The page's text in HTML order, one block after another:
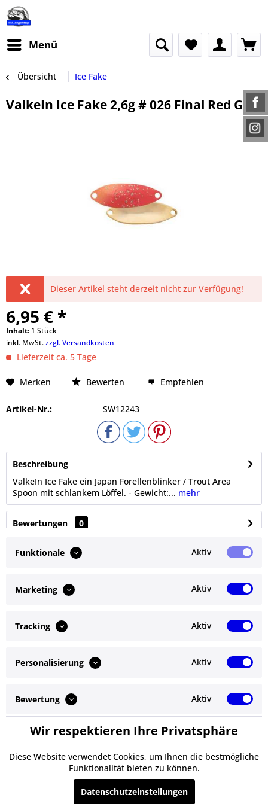
Menü
Übersicht Ice Fake
ValkeIn Ice Fake 2,6g # 026 Final Red Gold
Dieser Artikel steht derzeit nicht zur Verfügung!
6,95 € *
Inhalt: 1 Stück
inkl. MwSt.zzgl. Versandkosten
Lieferzeit ca. 5 Tage
Merken Bewerten Empfehlen
Artikel-Nr.: SW12243
Beschreibung
ValkeIn Ice Fake ein Japan Forellenblinker / Trout Area
Spoon mit schlankem Löffel. - Gewicht:... mehr
Bewertungen
0
Kunden haben sich ebenfalls angesehen
Service Hotline
Shop Service
Informationen
* Alle Preise inkl. gesetzl. Mehrwertsteuer zzgl.Versandkosten
Nachnahmegebühren, wenn nicht anders beschrieben
Funktionale Aktiv
Marketing Aktiv
Tracking Aktiv
Personalisierung Aktiv
Bewertung Aktiv
Service Aktiv
Wir respektieren Ihre Privatsphäre
Diese Website verwendet Cookies, um Ihnen die bestmögliche
Funktionalität bieten zu können.
Datenschutzeinstellungen